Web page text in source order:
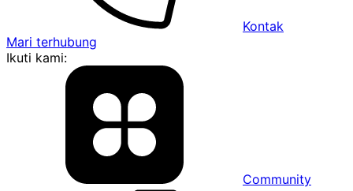
Kontak
Mari terhubung
Ikuti kami:
Community